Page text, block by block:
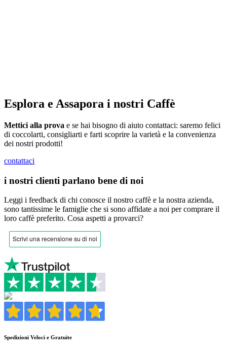
Esplora e Assapora i nostri Caffè
Mettici alla prova e se hai bisogno di aiuto contattaci: saremo felici
di coccolarti, consigliarti e farti scoprire la varietà e la convenienza
dei nostri prodotti!
contattaci
i nostri clienti parlano bene di noi
Leggi i feedback di chi conosce il nostro caffè e la nostra azienda,
sono tantissime le famiglie che si sono affidate a noi per comprare il
loro caffè preferito. Cosa aspetti a provarci?
Spedizioni Veloci e Gratuite